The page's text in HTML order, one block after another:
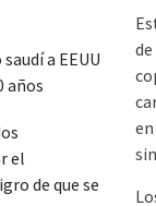
a EEUU
años
el
de que se